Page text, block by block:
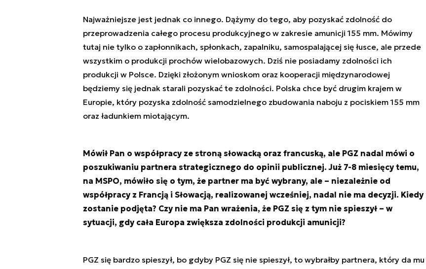
Najważniejsze jest jednak co innego. Dążymy do tego, aby pozyskać zdolność do
przeprowadzenia całego procesu produkcyjnego w zakresie amunicji 155 mm. Mówimy
tutaj nie tylko o zapłonnikach, spłonkach, zapalniku, samospalającej się łusce, ale przede
wszystkim o produkcji prochów wielobazowych. Dziś nie posiadamy zdolności ich
produkcji w Polsce. Dzięki złożonym wnioskom oraz kooperacji międzynarodowej
będziemy się jednak starali pozyskać te zdolności. Polska chce być drugim krajem w
Europie, który pozyska zdolność samodzielnego zbudowania naboju z pociskiem 155 mm
oraz ładunkiem miotającym.
Mówił Pan o współpracy ze stroną słowacką oraz francuską, ale PGZ nadal mówi o
poszukiwaniu partnera strategicznego do opinii publicznej. Już 7-8 miesięcy temu,
na MSPO, mówiło się o tym, że partner ma być wybrany, ale – niezależnie od
współpracy z Francją i Słowacją, realizowanej wcześniej, nadal nie ma decyzji. Kiedy
zostanie podjęta? Czy nie ma Pan wrażenia, że PGZ się z tym nie spieszył – w
sytuacji, gdy cała Europa zwiększa zdolności produkcji amunicji?
PGZ się bardzo spieszył, bo gdyby PGZ się nie spieszył, to wybrałby partnera, który da mu